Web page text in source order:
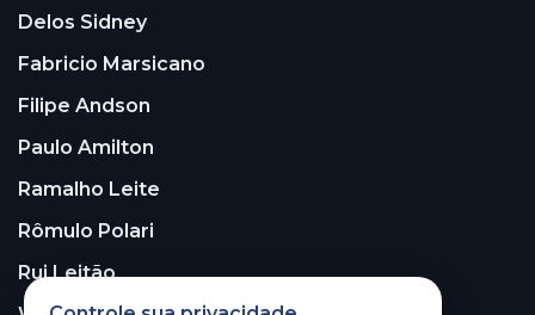
Delos Sidney
Fabricio Marsicano
Filipe Andson
Paulo Amilton
Ramalho Leite
Rômulo Polari
Rui Leitão